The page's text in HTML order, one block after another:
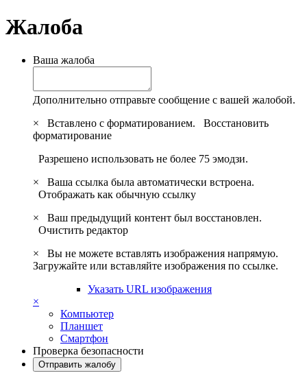
Жалоба
Ваша жалоба
Дополнительно отправьте сообщение с вашей жалобой.
×
Вставлено с форматированием. Восстановить
форматирование
Разрешено использовать не более 75 эмодзи.
×
Ваша ссылка была автоматически встроена.
Отображать как обычную ссылку
×
Ваш предыдущий контент был восстановлен.
Очистить редактор
×
Вы не можете вставлять изображения напрямую.
Загружайте или вставляйте изображения по ссылке.
Указать URL изображения
×
Компьютер
Планшет
Смартфон
Проверка безопасности
Отправить жалобу